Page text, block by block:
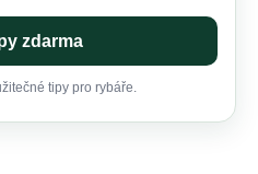
zdarma
tipy pro rybáře.